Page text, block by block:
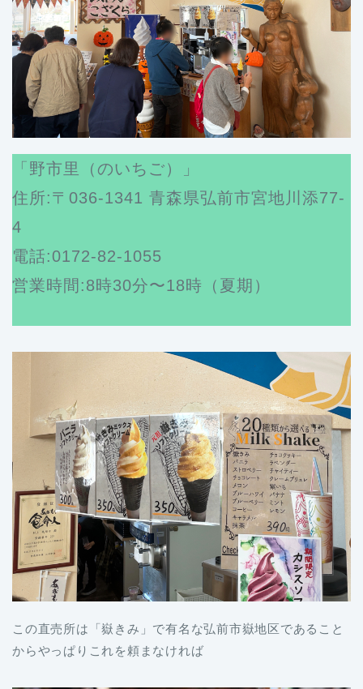
「野市里（のいちご）」
住所:〒036-1341 青森県弘前市宮地川添77-
4
電話:0172-82-1055
営業時間:8時30分〜18時（夏期）
この直売所は「嶽きみ」で有名な弘前市嶽地区であること
からやっぱりこれを頼まなければ